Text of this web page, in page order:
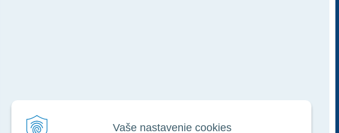
Vaše nastavenie cookies